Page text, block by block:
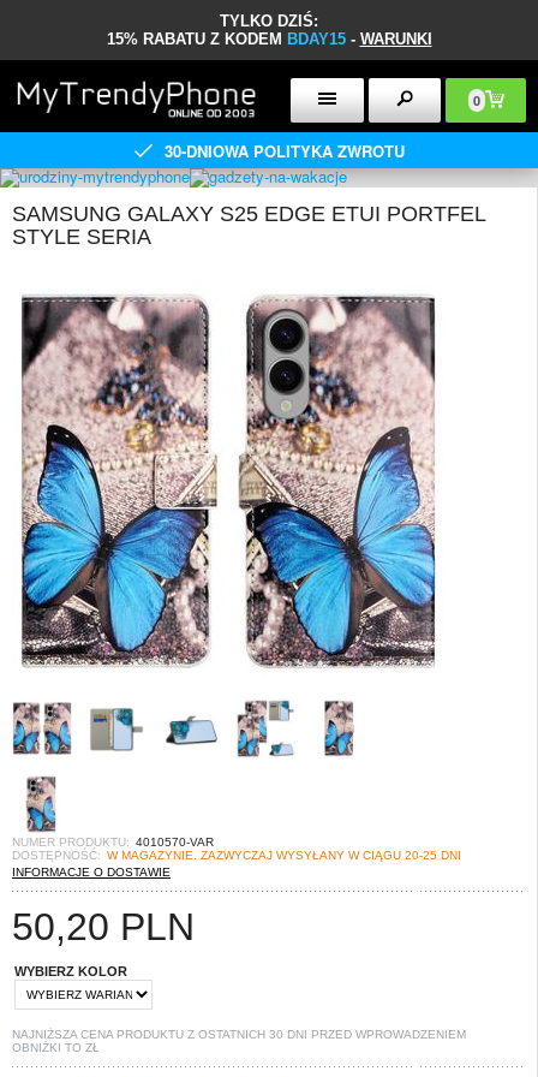
TYLKO DZIŚ:
15% RABATU Z KODEM BDAY15- WARUNKI
0
30-DNIOWA POLITYKA ZWROTU
SAMSUNG GALAXY S25 EDGE ETUI PORTFEL
STYLE SERIA
NUMER PRODUKTU: 4010570-VAR
DOSTĘPNOŚĆ: W MAGAZYNIE. ZAZWYCZAJ WYSYŁANY W CIĄGU 20-25 DNI
INFORMACJE O DOSTAWIE
50,20 PLN
WYBIERZ KOLOR
NAJNIŻSZA CENA PRODUKTU Z OSTATNICH 30 DNI PRZED WPROWADZENIEM
OBNIŻKI TO ZŁ